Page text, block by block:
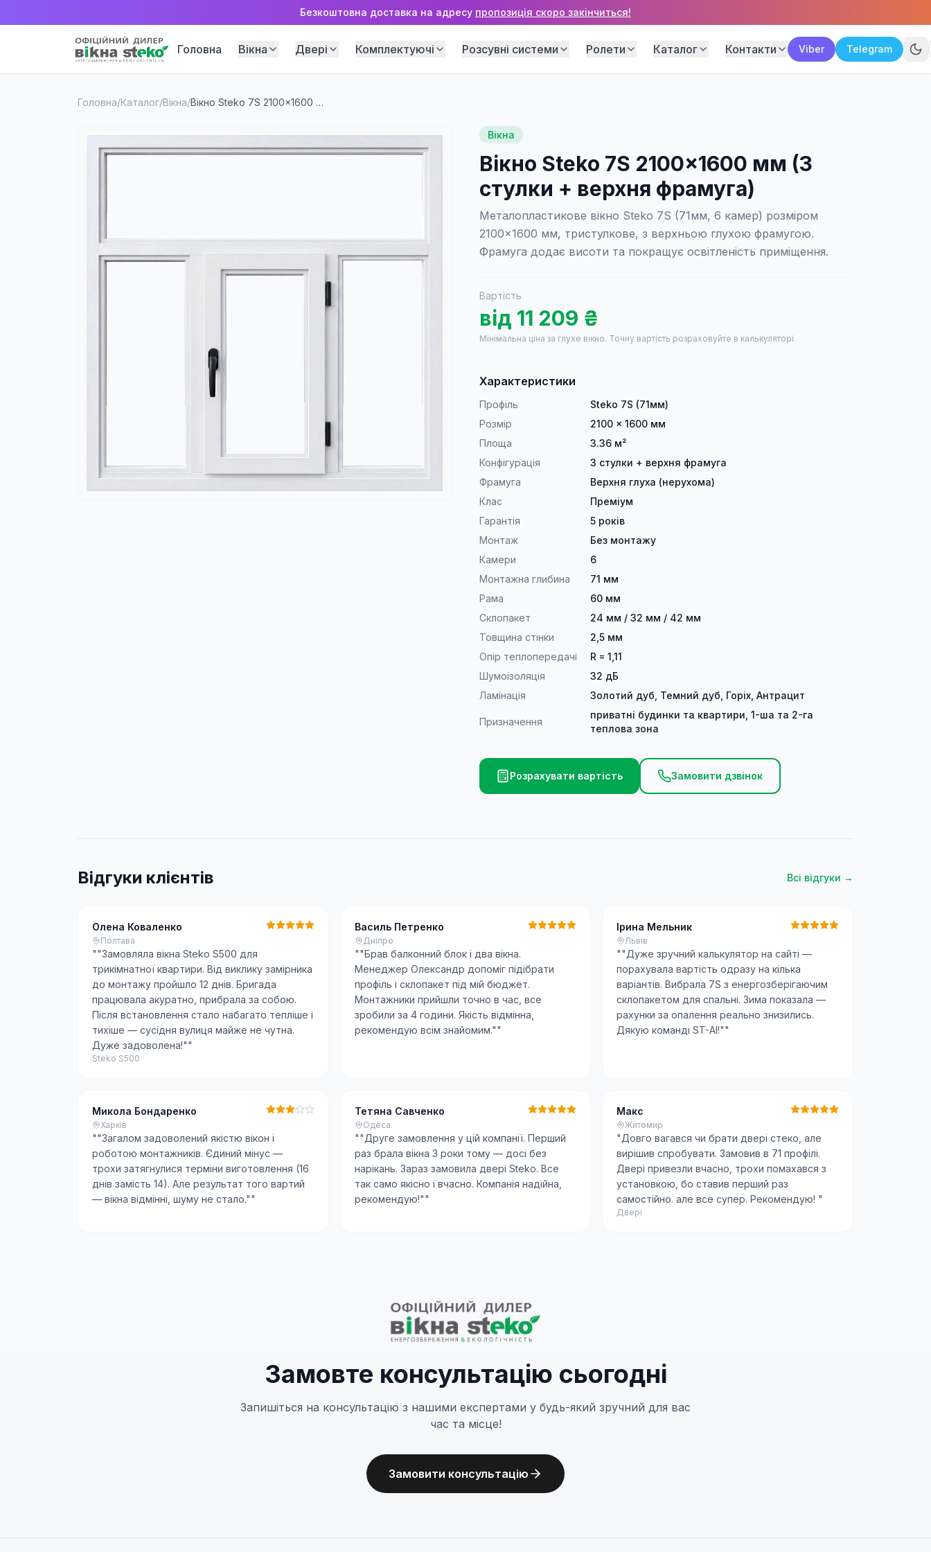
Безкоштовна доставка на адресу пропозиція скоро закінчиться!
Головна Вікна Двері Комплектуючі Розсувні системи Ролети Каталог Контакти Viber Telegram
Головна/Каталог/Вікна/ Вікно Steko 7S 2100×1600 мм (3 стулки + верхня фрамуга)
Вікна
Вікно Steko 7S 2100×1600 мм (3
стулки + верхня фрамуга)
Металопластикове вікно Steko 7S (71мм, 6 камер) розміром
2100×1600 мм, тристулкове, з верхньою глухою фрамугою.
Фрамуга додає висоти та покращує освітленість приміщення.
Вартість
від 11 209 ₴
Мінімальна ціна за глухе вікно. Точну вартість розраховуйте в калькуляторі
Характеристики
Профіль
Steko 7S (71мм)
Розмір
2100 × 1600 мм
Площа
3.36 м²
Конфігурація
3 стулки + верхня фрамуга
Фрамуга
Верхня глуха (нерухома)
Клас
Преміум
Гарантія
5 років
Монтаж
Без монтажу
Камери
6
Монтажна глибина
71 мм
Рама
60 мм
Склопакет
24 мм / 32 мм / 42 мм
Товщина стінки
2,5 мм
Опір теплопередачі
R = 1,11
Шумоізоляція
32 дБ
Ламінація
Золотий дуб, Темний дуб, Горіх, Антрацит
Призначення
приватні будинки та квартири, 1-ша та 2-га
теплова зона
Розрахувати вартість Замовити дзвінок
Відгуки клієнтів Всі відгуки →
Олена Коваленко
Полтава
""Замовляла вікна Steko S500 для
трикімнатної квартири. Від виклику замірника
до монтажу пройшло 12 днів. Бригада
працювала акуратно, прибрала за собою.
Після встановлення стало набагато тепліше і
тихіше — сусідня вулиця майже не чутна.
Дуже задоволена!""
Steko S500
Василь Петренко
Дніпро
""Брав балконний блок і два вікна.
Менеджер Олександр допоміг підібрати
профіль і склопакет під мій бюджет.
Монтажники прийшли точно в час, все
зробили за 4 години. Якість відмінна,
рекомендую всім знайомим.""
Ірина Мельник
Львів
""Дуже зручний калькулятор на сайті —
порахувала вартість одразу на кілька
варіантів. Вибрала 7S з енергозберігаючим
склопакетом для спальні. Зима показала —
рахунки за опалення реально знизились.
Дякую команді ST-AI!""
Микола Бондаренко
Харків
""Загалом задоволений якістю вікон і
роботою монтажників. Єдиний мінус —
трохи затягнулися терміни виготовлення (16
днів замість 14). Але результат того вартий
— вікна відмінні, шуму не стало.""
Тетяна Савченко
Одеса
""Друге замовлення у цій компанії. Перший
раз брала вікна 3 роки тому — досі без
нарікань. Зараз замовила двері Steko. Все
так само якісно і вчасно. Компанія надійна,
рекомендую!""
Макс
Житомир
"Довго вагався чи брати двері стеко, але
вирішив спробувати. Замовив в 71 профілі.
Двері привезли вчасно, трохи помахався з
установкою, бо ставив перший раз
самостійно. але все супер. Рекомендую! "
Двері
Замовте консультацію сьогодні
Запишіться на консультацію з нашими експертами у будь-який зручний для вас
час та місце!
Замовити консультацію